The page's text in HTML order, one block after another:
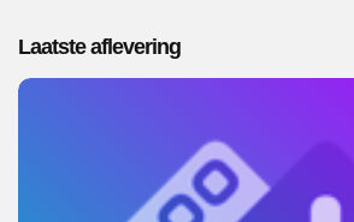
Laatste aflevering